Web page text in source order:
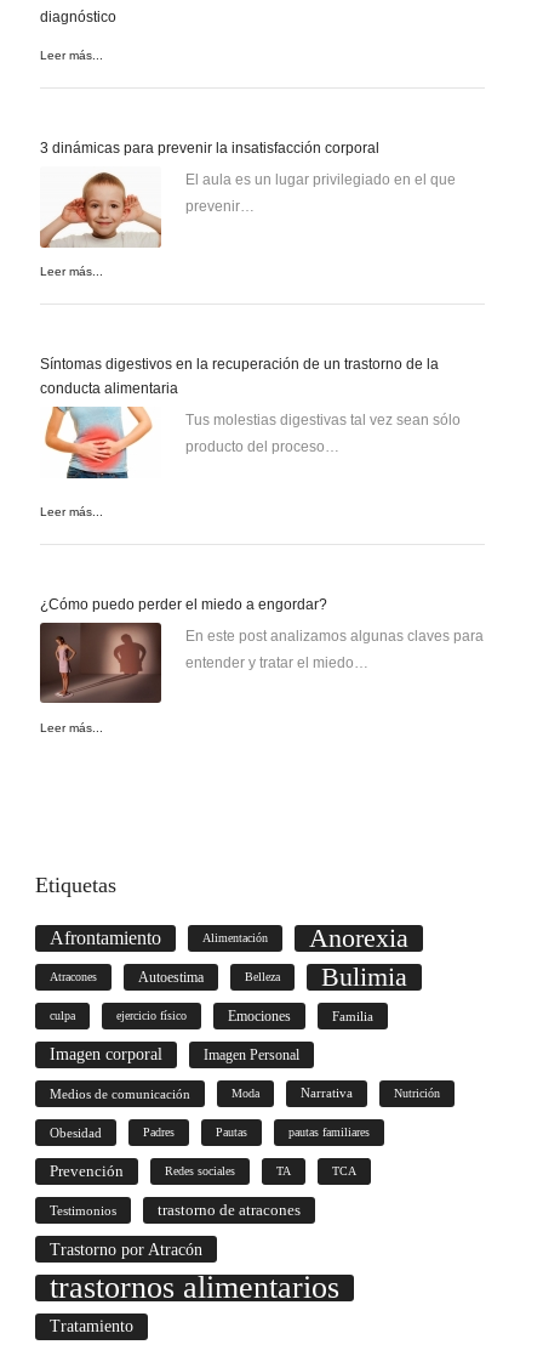
Leer más...
3 dinámicas para prevenir la insatisfacción corporal
El aula es un lugar privilegiado en el que
prevenir…
Leer más...
Síntomas digestivos en la recuperación de un trastorno de la
conducta alimentaria
Tus molestias digestivas tal vez sean sólo
producto del proceso…
Leer más...
¿Cómo puedo perder el miedo a engordar?
En este post analizamos algunas claves para
entender y tratar el miedo…
Leer más...
Etiquetas
Afrontamiento Alimentación Anorexia
Atracones Autoestima Belleza Bulimia
culpa ejercicio físico Emociones Familia
Imagen corporal Imagen Personal
Medios de comunicación Moda Narrativa Nutrición
Obesidad Padres Pautas pautas familiares
Prevención Redes sociales TA TCA
Testimonios trastorno de atracones
Trastorno por Atracón
trastornos alimentarios
Tratamiento